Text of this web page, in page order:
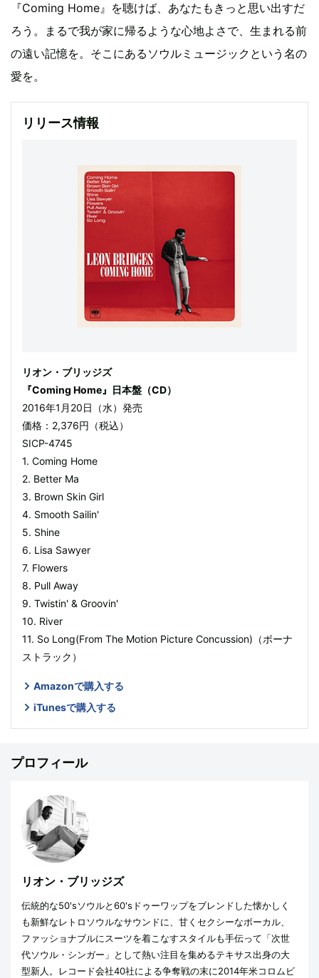
『Coming Home』を聴けば、あなたもきっと思い出すだ
ろう。まるで我が家に帰るような心地よさで、生まれる前
の遠い記憶を。そこにあるソウルミュージックという名の
愛を。
リリース情報
リオン・ブリッジズ
『Coming Home』日本盤（CD）
2016年1月20日（水）発売
価格：2,376円（税込）
SICP-4745
1. Coming Home
2. Better Ma
3. Brown Skin Girl
4. Smooth Sailin'
5. Shine
6. Lisa Sawyer
7. Flowers
8. Pull Away
9. Twistin' & Groovin'
10. River
11. So Long(From The Motion Picture Concussion)（ボーナ
ストラック）
Amazonで購入する
iTunesで購入する
プロフィール
リオン・ブリッジズ
伝統的な50'sソウルと60'sドゥーワップをブレンドした懐かしく
も新鮮なレトロソウルなサウンドに、甘くセクシーなボーカル、
ファッショナブルにスーツを着こなすスタイルも手伝って「次世
代ソウル・シンガー」として熱い注目を集めるテキサス出身の大
型新人。レコード会社40社による争奪戦の末に2014年米コロムビ